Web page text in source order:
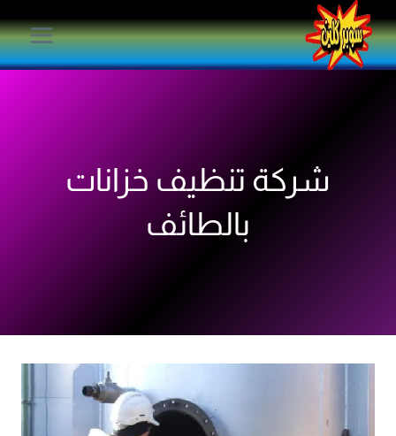
التجاوز
إلى
المحتوى
شركة تنظيف خزانات
بالطائف